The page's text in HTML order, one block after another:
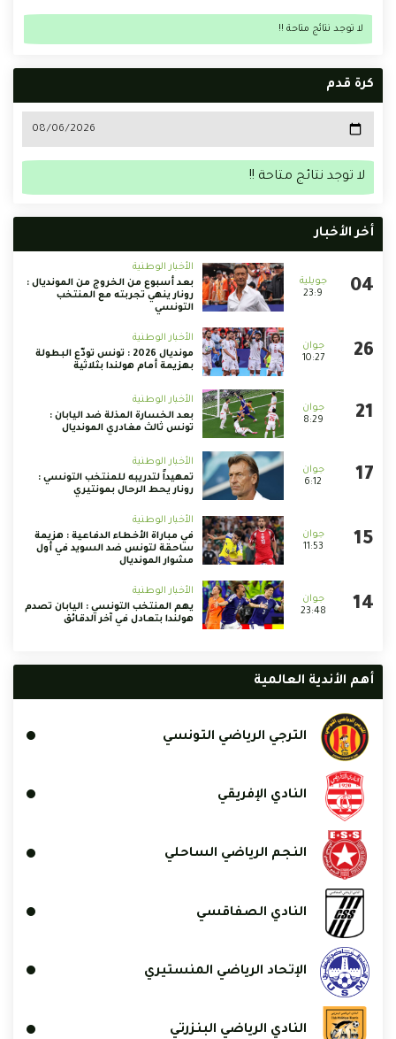
لا توجد نتائج متاحة !!
كرة قدم
لا توجد نتائج متاحة !!
أخر الأخبار
23:9
الأخبار الوطنية
بعد أسبوع من الخروج من المونديال :
رونار ينهي تجربته مع المنتخب
التونسي
10:27
الأخبار الوطنية
مونديال 2026 : تونس تودّع البطولة
بهزيمة أمام هولندا بثلاثية
8:29
الأخبار الوطنية
بعد الخسارة المذلة ضد اليابان :
تونس ثالث مغادري المونديال
6:12
الأخبار الوطنية
تمهيداً لتدريبه للمنتخب التونسي :
رونار يحط الرحال بمونتيري
11:53
الأخبار الوطنية
في مباراة الأخطاء الدفاعية : هزيمة
ساحقة لتونس ضد السويد في أول
مشوار المونديال
23:48
الأخبار الوطنية
يهم المنتخب التونسي : اليابان تصدم
هولندا بتعادل في آخر الدقائق
أهم الأندية العالمية
الترجي الرياضي التونسي
النادي الإفريقي
النجم الرياضي الساحلي
النادي الصفاقسي
الإتحاد الرياضي المنستيري
النادي الرياضي البنزرتي